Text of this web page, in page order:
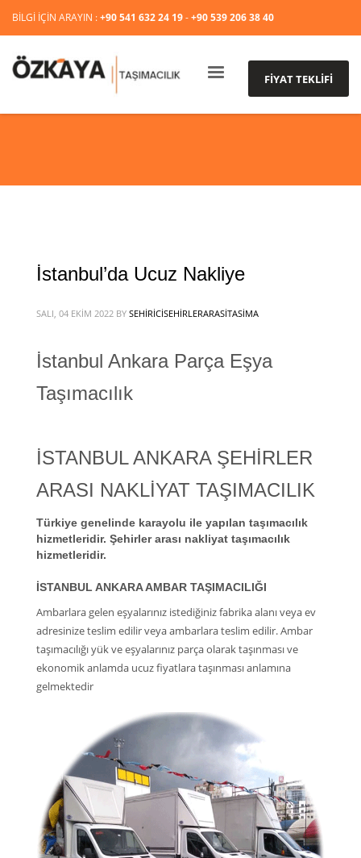
BİLGİ İÇİN ARAYIN :+90 541 632 24 19-+90 539 206 38 40
FİYAT TEKLİFİ
İstanbul’da Ucuz Nakliye
SALI, 04 EKIM 2022 BY SEHIRICISEHIRLERARASITASIMA
İstanbul Ankara Parça Eşya
Taşımacılık
İSTANBUL ANKARA ŞEHİRLER
ARASI NAKLİYAT TAŞIMACILIK
Türkiye genelinde karayolu ile yapılan taşımacılık
hizmetleridir. Şehirler arası nakliyat taşımacılık
hizmetleridir.
İSTANBUL ANKARA AMBAR TAŞIMACILIĞI
Ambarlara gelen eşyalarınız istediğiniz fabrika alanı veya ev
adresinize teslim edilir veya ambarlara teslim edilir. Ambar
taşımacılığı yük ve eşyalarınız parça olarak taşınması ve
ekonomik anlamda ucuz fiyatlara taşınması anlamına
gelmektedir